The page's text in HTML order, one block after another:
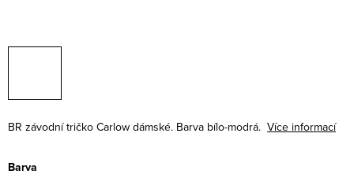
BR závodní tričko Carlow dámské. Barva bílo-modrá. Více informací
Barva